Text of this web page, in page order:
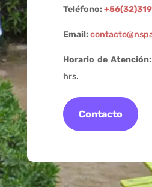
Teléfono:
Email:
Horario de Atención:
hrs.
Contacto